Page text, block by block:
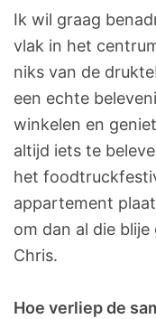
Ik wil graag
vlak in het
niks van de
een echte
winkelen en
altijd iets te
het
appartement
om dan al die
Chris.
Hoe verliep de